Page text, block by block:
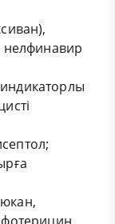
нелфинавир